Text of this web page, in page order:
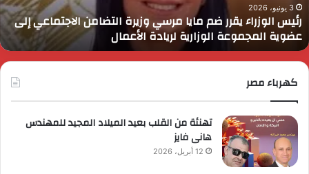
التضامن
الاجتماعي
إلى
عضوية
المجموعة
الوزارية
3 يونيو، 2026
رئيس الوزراء يقرر ضم مايا مرسي وزيرة التضامن الاجتماعي إلى
عضوية المجموعة الوزارية لريادة الأعمال
كهرباء مصر
تهنئة من القلب بعيد الميلاد المجيد للمهندس
هانى فايز
12 أبريل، 2026